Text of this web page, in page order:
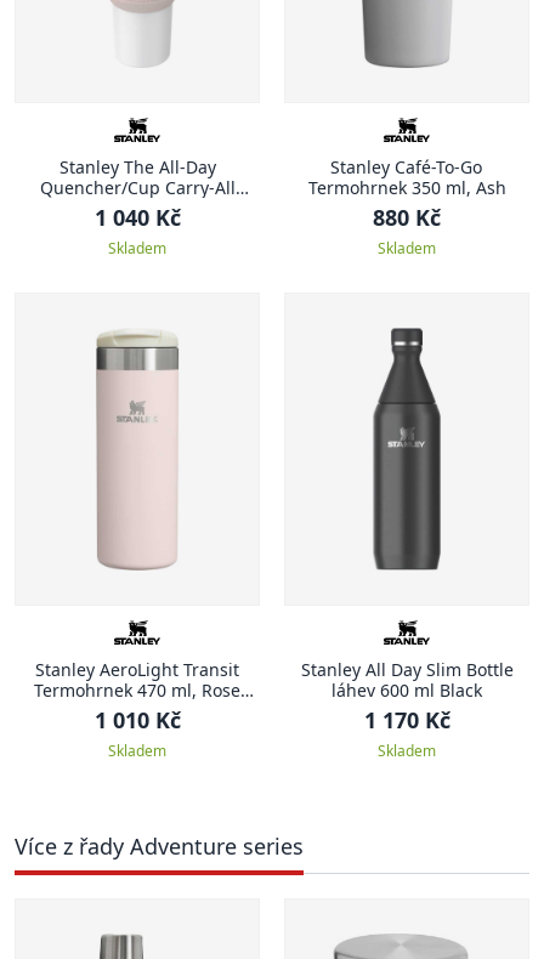
Stanley The All-Day
Quencher/Cup Carry-All
nosička na 1180 ml Rose
Quartz
1 040 Kč
Skladem
Stanley Café-To-Go
Termohrnek 350 ml, Ash
880 Kč
Skladem
Stanley AeroLight Transit
Termohrnek 470 ml, Rose
Quartz
1 010 Kč
Skladem
Stanley All Day Slim Bottle
láhev 600 ml Black
1 170 Kč
Skladem
Více z řady Adventure series